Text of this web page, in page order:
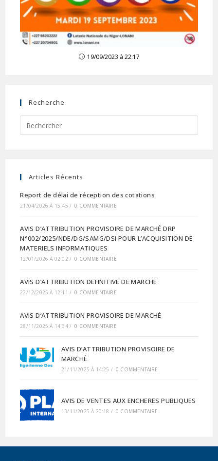
19/09/2023 à 22:17
Recherche
Articles Récents
Report de délai de réception des cotations
21/04/2026 À 15:45 / 0 COMMENTAIRE
AVIS D’ATTRIBUTION PROVISOIRE DE MARCHÉ DRP
N°002/2025/NDE/DG/SAMG/DSI POUR L’ACQUISITION DE
MATERIELS INFORMATIQUES
12/01/2026 À 02:02 / 0 COMMENTAIRE
AVIS D’ATTRIBUTION DEFINITIVE DE MARCHE
22/12/2025 À 12:11 / 0 COMMENTAIRE
AVIS D’ATTRIBUTION PROVISOIRE DE MARCHÉ
28/11/2025 À 14:34 / 0 COMMENTAIRE
AVIS D’ATTRIBUTION PROVISOIRE DE
MARCHÉ
21/11/2025 À 14:25 / 0 COMMENTAIRE
AVIS DE VENTES AUX ENCHERES PUBLIQUES
13/11/2025 À 20:18 / 0 COMMENTAIRE